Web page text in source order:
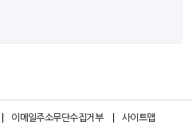
이메일주소무단수집거부 사이트맵